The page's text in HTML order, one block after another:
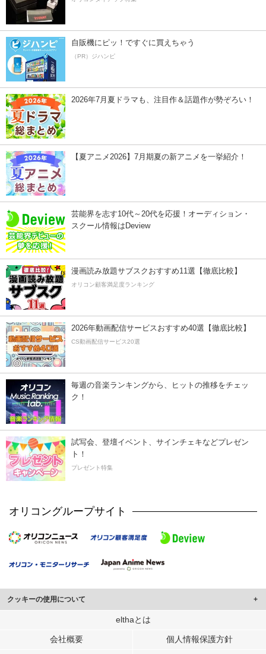
自販機にピッ！ですぐに買えちゃう
（PR）ジハンピ
2026年7月夏ドラマも、注目作＆話題作が勢ぞろい！
【夏アニメ2026】7月期夏の新アニメを一挙紹介！
芸能界を志す10代～20代を応援！オーディション・
スクール情報はDeview
漫画読み放題サブスクおすすめ11選【徹底比較】
オリコン顧客満足度ランキング
2026年動画配信サービスおすすめ40選【徹底比較】
CS動画配信サービス20選
毎週の音楽ランキングから、ヒットの推移をチェッ
ク！
試写会、登壇イベント、サインチェキなどプレゼン
ト！
プレゼント特集
オリコングループサイト
クッキーの使用について
このサイトでは Cookie を使用して、ユーザーに合わせたコンテンツや広告の
行っています。
elthaとは
会社概要 個人情報保護方針